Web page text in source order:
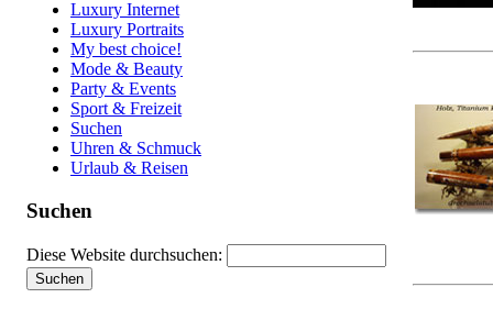
Luxury Internet
Luxury Portraits
My best choice!
Mode & Beauty
Party & Events
Sport & Freizeit
Suchen
Uhren & Schmuck
Urlaub & Reisen
Suchen
Diese Website durchsuchen: